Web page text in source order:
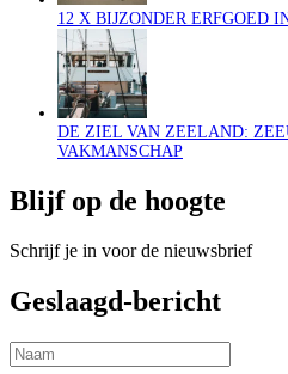
12 X BIJZONDER ERFGOED
DE ZIEL VAN ZEELAND:
VAKMANSCHAP
Blijf op de hoogte
Schrijf je in voor de nieuwsbrief
Geslaagd-bericht